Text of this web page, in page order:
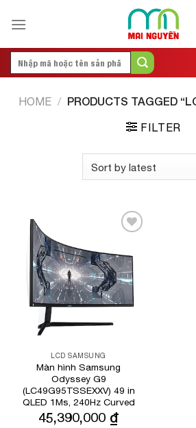
Search
HOME / PRODUCTS TAGGED
FILTER
LCD SAMSUNG
Màn hình Samsung
Odyssey G9
(LC49G95TSSEXXV) 49 in
QLED 1Ms, 240Hz Curved
45,390,000 ₫